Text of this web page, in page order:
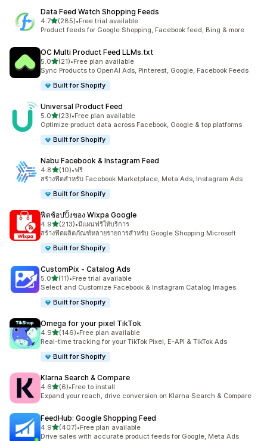
Data Feed Watch Shopping Feeds
4.7เต็ม 5 ดาว
(285)
ทั้งหมด 285 รีวิว
•Free trial available
Product feeds for Google Shopping, Facebook feed, Bing & more
OC Multi Product Feed LLMs.txt
5.0เต็ม 5 ดาว
(21)
ทั้งหมด 21 รีวิว
•Free plan available
Sync Products to OpenAI Ads, Pinterest, Google, Facebook Feeds
Built for Shopify
Universal Product Feed
5.0เต็ม 5 ดาว
(23)
ทั้งหมด 23 รีวิว
•Free plan available
Optimize product data across Facebook, Google & top platforms
Built for Shopify
Nabu Facebook & Instagram Feed
4.8เต็ม 5 ดาว
(10)
ทั้งหมด 10 รีวิว
•ฟรี
สร้างฟีดสำหรับ Facebook Marketplace, Meta Ads, Instagram Ads
Built for Shopify
ฟีดช้อปปิ้งของ Wixpa Google
4.9เต็ม 5 ดาว
(213)
ทั้งหมด 213 รีวิว
•มีแผนฟรีให้บริการ
สร้างฟีดผลิตภัณฑ์หลายรายการสำหรับ Google Shopping Microsoft
Built for Shopify
CustomPix ‑ Catalog Ads
5.0เต็ม 5 ดาว
(11)
ทั้งหมด 11 รีวิว
•Free trial available
Select and Customize Facebook & Instagram Catalog Images.
Built for Shopify
Omega for your pixel TikTok
4.9เต็ม 5 ดาว
(146)
ทั้งหมด 146 รีวิว
•Free plan available
Real-time tracking for your TikTok Pixel, E-API & TikTok Ads
Built for Shopify
Klarna Search & Compare
4.6เต็ม 5 ดาว
(6)
ทั้งหมด 6 รีวิว
•Free to install
Expand your reach, drive conversion on Klarna Search & Compare
FeedHub: Google Shopping Feed
4.9เต็ม 5 ดาว
(407)
ทั้งหมด 407 รีวิว
•Free plan available
Drive sales with accurate product feeds for Google, Meta Ads